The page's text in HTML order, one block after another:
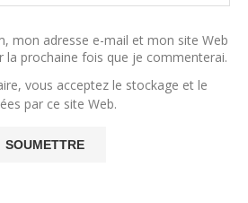
mon adresse e-mail et mon site Web
la prochaine fois que je commenterai.
vous acceptez le stockage et le
par ce site Web.